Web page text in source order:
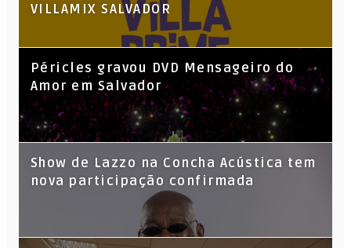
VILLAMIX SALVADOR
Péricles gravou DVD Mensageiro do
Amor em Salvador
Show de Lazzo na Concha Acústica tem
nova participação confirmada